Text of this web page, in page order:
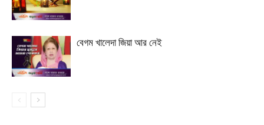
বেগম খালেদা জিয়া আর নেই